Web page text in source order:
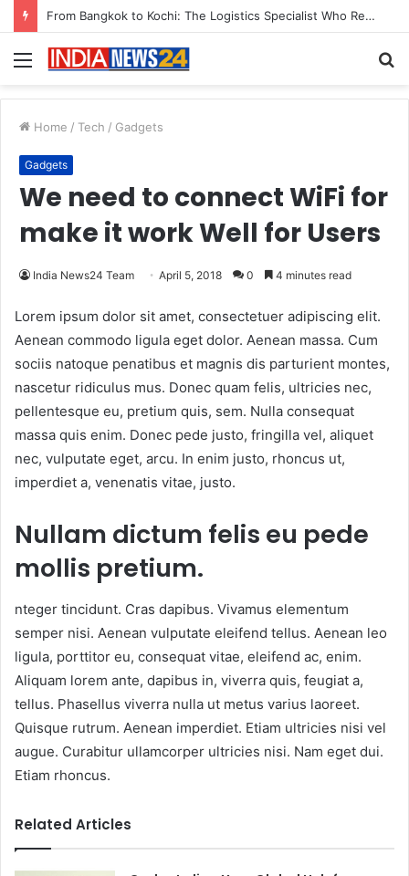
Game Face On: NUMB3R Impact Agency Launches India’s First E-Gaming Podcast
Menu
Home / Tech / Gadgets
Gadgets
We need to connect WiFi for
make it work Well for Users
India News24 Team April 5, 2018 0 4 minutes read
Lorem ipsum dolor sit amet, consectetuer adipiscing elit.
Aenean commodo ligula eget dolor. Aenean massa. Cum
sociis natoque penatibus et magnis dis parturient montes,
nascetur ridiculus mus. Donec quam felis, ultricies nec,
pellentesque eu, pretium quis, sem. Nulla consequat
massa quis enim. Donec pede justo, fringilla vel, aliquet
nec, vulputate eget, arcu. In enim justo, rhoncus ut,
imperdiet a, venenatis vitae, justo.
Nullam dictum felis eu pede
mollis pretium.
nteger tincidunt. Cras dapibus. Vivamus elementum
semper nisi. Aenean vulputate eleifend tellus. Aenean leo
ligula, porttitor eu, consequat vitae, eleifend ac, enim.
Aliquam lorem ante, dapibus in, viverra quis, feugiat a,
tellus. Phasellus viverra nulla ut metus varius laoreet.
Quisque rutrum. Aenean imperdiet. Etiam ultricies nisi vel
augue. Curabitur ullamcorper ultricies nisi. Nam eget dui.
Etiam rhoncus.
Related Articles